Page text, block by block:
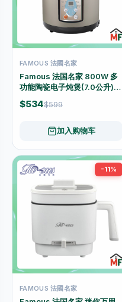
FAMOUS 法國名家
Famous 法国名家 800W 多
功能陶瓷电子炖煲(7.0公升)
DYG-25AFP
$534$599
加入购物车
-11%
FAMOUS 法國名家